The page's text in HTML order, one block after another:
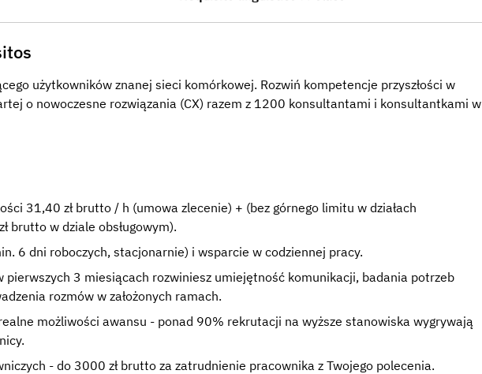
użytkowników znanej sieci komórkowej. Rozwiń kompetencje przyszłości w
o nowoczesne rozwiązania (CX) razem z 1200 konsultantami i konsultantkami w
31,40 zł brutto / h (umowa zlecenie) + (bez górnego limitu w działach
brutto w dziale obsługowym).
6 dni roboczych, stacjonarnie) i wsparcie w codziennej pracy.
pierwszych 3 miesiącach rozwiniesz umiejętność komunikacji, badania potrzeb
rozmów w założonych ramach.
możliwości awansu - ponad 90% rekrutacji na wyższe stanowiska wygrywają
- do 3000 zł brutto za zatrudnienie pracownika z Twojego polecenia.